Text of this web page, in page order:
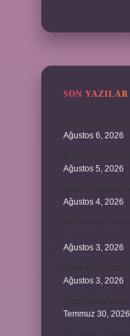
SON YAZILAR
Ağustos 6, 2026
Ağustos 5, 2026
Ağustos 4, 2026
Ağustos 3, 2026
Ağustos 3, 2026
Temmuz 30, 2026